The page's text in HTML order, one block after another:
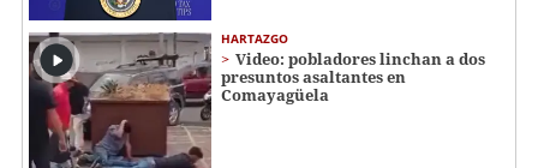
HARTAZGO
Video: pobladores linchan a dos
presuntos asaltantes en
Comayagüela